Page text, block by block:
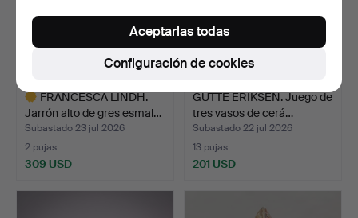
FRANCESCA LINDH.
Jarrón alto de gres esmal…
Subastado 23 jul 2026
2 pujas
309 USD
GUTTE ERIKSEN. Juego de
tres vasos de cerá…
Subastado 22 jul 2026
13 pujas
201 USD
Configuración de cookies
Aceptarlas todas